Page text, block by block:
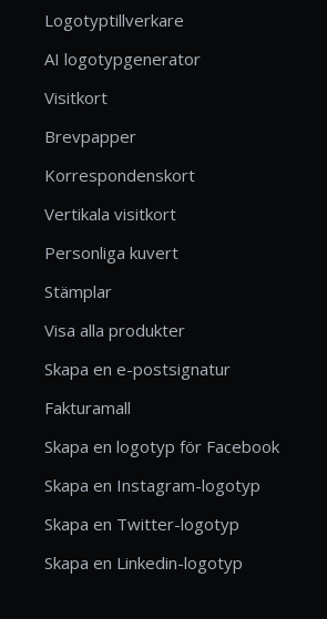
Logotyptillverkare
AI logotypgenerator
Visitkort
Brevpapper
Korrespondenskort
Vertikala visitkort
Personliga kuvert
Stämplar
Visa alla produkter
Skapa en e-postsignatur
Fakturamall
Skapa en logotyp för Facebook
Skapa en Instagram-logotyp
Skapa en Twitter-logotyp
Skapa en Linkedin-logotyp